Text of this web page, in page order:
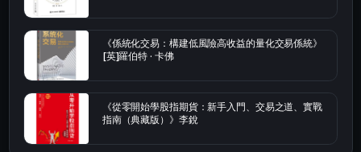
《係統化交易：構建低風險高收益的量化交易係統》
[英]羅伯特 · 卡佛
《從零開始學股指期貨：新手入門、交易之道、實戰
指南（典藏版）》李銳